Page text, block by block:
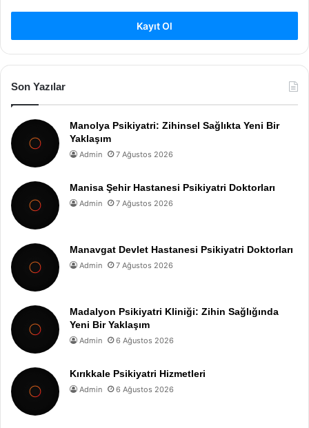
Kayıt Ol
Son Yazılar
Manolya Psikiyatri: Zihinsel Sağlıkta Yeni Bir
Yaklaşım
Admin 7 Ağustos 2026
Manisa Şehir Hastanesi Psikiyatri Doktorları
Admin 7 Ağustos 2026
Manavgat Devlet Hastanesi Psikiyatri Doktorları
Admin 7 Ağustos 2026
Madalyon Psikiyatri Kliniği: Zihin Sağlığında
Yeni Bir Yaklaşım
Admin 6 Ağustos 2026
Kırıkkale Psikiyatri Hizmetleri
Admin 6 Ağustos 2026